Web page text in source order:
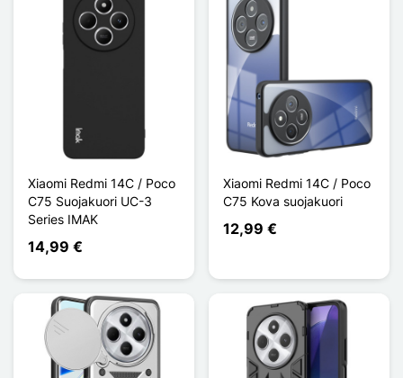
Xiaomi Redmi 14C / Poco
C75 Suojakuori UC-3
Series IMAK
14,99 €
Xiaomi Redmi 14C / Poco
C75 Kova suojakuori
12,99 €